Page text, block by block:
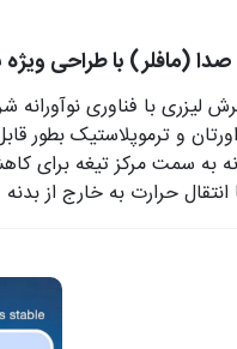
(مافلر) با طراحی ویژه
لیزری با فناوری
و ترموپلاستیک
به سمت مرکز تیغه
حرارت به خارج از بدنه